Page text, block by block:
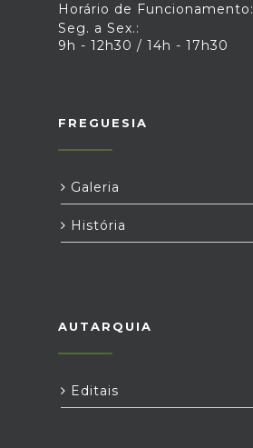
Horário de Funcionamento:
Seg. a Sex.:
9h - 12h30 / 14h - 17h30
FREGUESIA
Galeria
História
AUTARQUIA
Editais